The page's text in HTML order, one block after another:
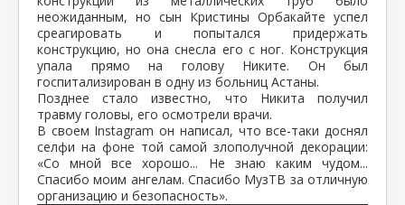
неожиданным, но сын Кристины Орбакайте успел
среагировать и попытался придержать
конструкцию, но она снесла его с ног. Конструкция
упала прямо на голову Никите. Он был
госпитализирован в одну из больниц Астаны.
Позднее стало известно, что Никита получил
травму головы, его осмотрели врачи.
В своем Instagramон написал, что все-таки доснял
селфи на фоне той самой злополучной декорации:
«Со мной все хорошо... Не знаю каким чудом...
Спасибо моим ангелам. Спасибо МузТВ за отличную
организацию и безопасность».